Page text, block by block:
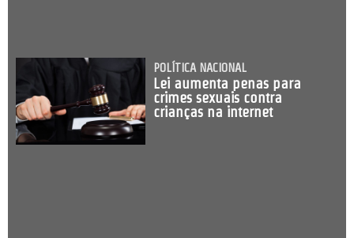
POLÍTICA NACIONAL
Lei aumenta penas para
crimes sexuais contra
crianças na internet